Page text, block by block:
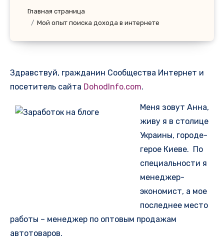
Главная страница
Мой опыт поиска дохода в интернете
Здравствуй, гражданин Сообщества Интернет и
посетитель сайта DohodInfo.com.
Меня зовут Анна,
живу я в столице
Украины, городе-
герое Киеве. По
специальности я
менеджер-
экономист, а мое
последнее место
работы – менеджер по оптовым продажам
автотоваров.